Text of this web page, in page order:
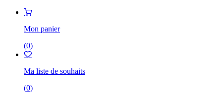
Mon panier
(0)
Ma liste de souhaits
(0)